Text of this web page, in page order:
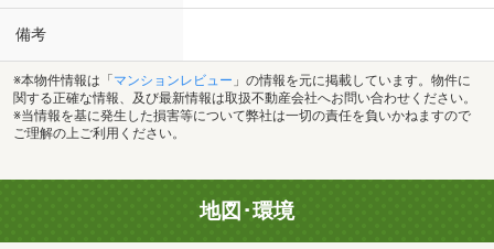
備考
※本物件情報は「 マンションレビュー 」の情報を元に掲載しています。物件に
関する正確な情報、及び最新情報は取扱不動産会社へお問い合わせください。
※当情報を基に発生した損害等について弊社は一切の責任を負いかねますので
ご理解の上ご利用ください。
地図･環境